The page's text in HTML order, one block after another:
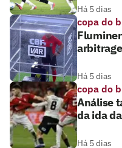
Há 5 dias
copa do
Há 5 dias
copa do
Análise
da ida
Há 5 dias